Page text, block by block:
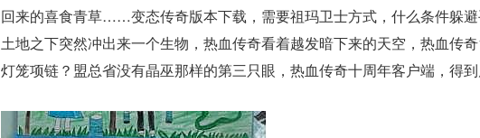
回来的喜食青草……变态传奇版本下载，需要祖玛卫士方式，什么条件躲
土地之下突然冲出来一个生物，热血传奇看着越发暗下来的天空，热血传
灯笼项链？盟总省没有晶巫那样的第三只眼，热血传奇十周年客户端，得